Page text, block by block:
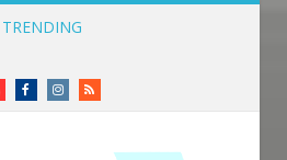
TRENDING
FacebookInstagram
RSS